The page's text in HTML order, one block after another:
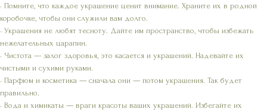
• Помните, что каждое украшение ценит внимание. Храните их в родной
коробочке, чтобы они служили вам долго.
• Украшения не любят тесноту. Дайте им пространство, чтобы избежать
нежелательных царапин.
• Чистота — залог здоровья, это касается и украшений. Надевайте их
чистыми и сухими руками.
• Парфюм и косметика — сначала они — потом украшения. Так будет
правильно.
• Вода и химикаты — враги красоты ваших украшений. Избегайте их